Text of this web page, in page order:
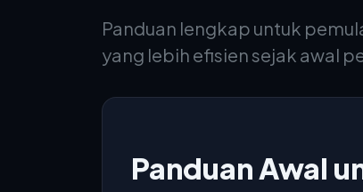
Panduan lengkap untuk
yang lebih efisien sejak awal
Panduan Awal